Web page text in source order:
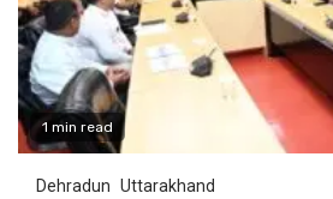
1 min read
Dehradun Uttarakhand